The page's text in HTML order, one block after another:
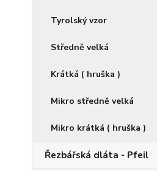
Tyrolský vzor
Středně velká
Krátká ( hruška )
Mikro středně velká
Mikro krátká ( hruška )
Řezbářská dláta - Pfeil